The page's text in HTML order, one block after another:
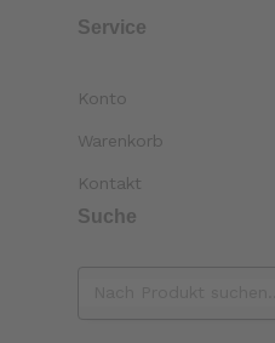
Service
Konto
Warenkorb
Kontakt
Suche